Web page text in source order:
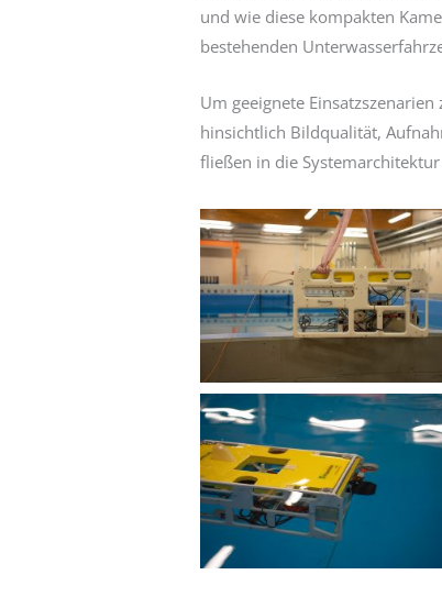
und wie diese kompakten
bestehenden
Um geeignete
hinsichtlich Bildqualität,
fließen in die